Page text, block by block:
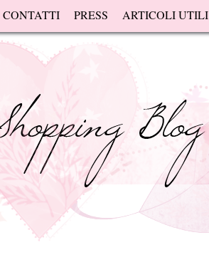
CONTATTI PRESS ARTICOLI UTILI